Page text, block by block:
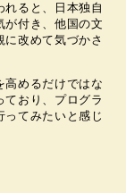
れると、日本独自
が付き、他国の文
改めて気づかさ
高めるだけではな
ており、プログラ
てみたいと感じ